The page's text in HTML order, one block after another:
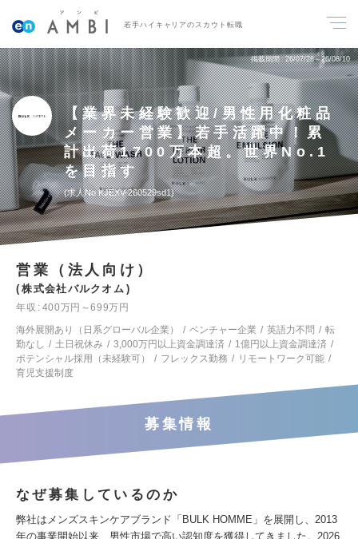
若手ハイキャリアのスカウト転職
掲載期間 26/07/28～26/08/10
【業界未経験歓迎/男性用化粧品
メーカー営業】若手活躍中！累
計出荷1700万本超。世界No.1
を目指す
求人No.KJEXV-260529sd1
営業（法人向け）
株式会社バルクオム
年収
400万円～699万円
海外展開あり（日系グローバル企業）
ベンチャー企業 英語力不問
転
勤なし
土日祝休み 3,000万円以上資金調達済
1億円以上資金調達済
ポテンシャル採用（未経験可）
フレックス勤務
リモートワーク可能
育児支援制度
募集情報
なぜ募集しているのか
弊社はメンズスキンケアブランド「BULK HOMME」を展開し、2013
年の事業開始以来、男性市場で高い認知度を獲得してきました。2026